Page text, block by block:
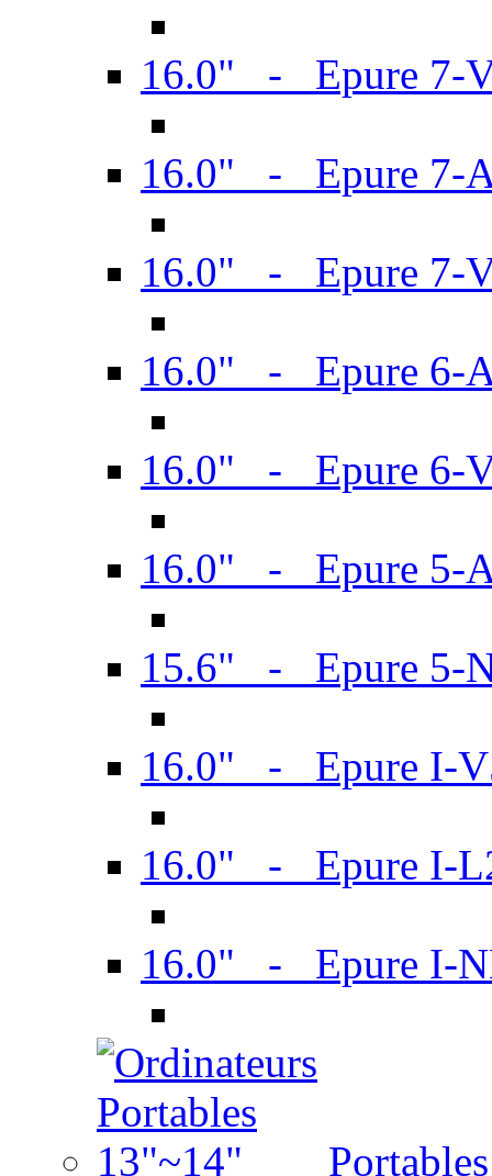
16.0" - Epure 7-
16.0" - Epure 7-
16.0" - Epure 7-
16.0" - Epure 6-
16.0" - Epure 6-
16.0" - Epure 5-
15.6" - Epure 5-
16.0" - Epure I-
16.0" - Epure I-
16.0" - Epure I-